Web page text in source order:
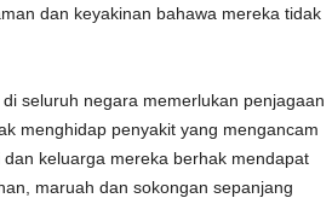
dan keyakinan bahawa mereka tidak
seluruh negara memerlukan penjagaan
menghidap penyakit yang mengancam
keluarga mereka berhak mendapat
maruah dan sokongan sepanjang